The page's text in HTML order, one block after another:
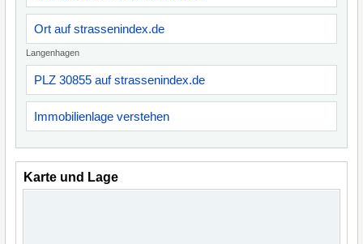
Ort auf strassenindex.de
Langenhagen
PLZ 30855 auf strassenindex.de
Immobilienlage verstehen
Karte und Lage